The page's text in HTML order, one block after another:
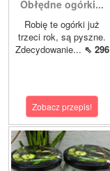
Obłędne ogórki...
Robię te ogórki już
trzeci rok, są pyszne.
Zdecydowanie... ⇖ 296
Zobacz przepis!